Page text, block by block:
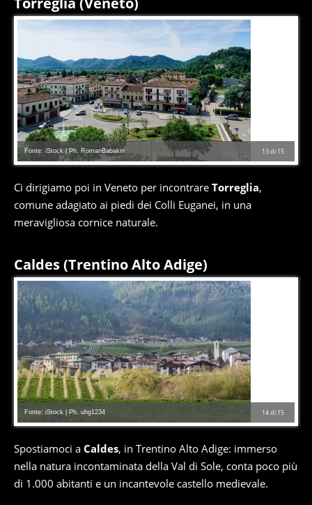
13di 15
Fonte: iStock | Ph. RomanBabakin
Ci dirigiamo poi in Veneto per incontrare Torreglia,
comune adagiato ai piedi dei Colli Euganei, in una
meravigliosa cornice naturale.
Caldes (Trentino Alto Adige)
14di 15
Fonte: iStock | Ph. uhg1234
Spostiamoci a Caldes, in Trentino Alto Adige: immerso
nella natura incontaminata della Val di Sole, conta poco più
di 1.000 abitanti e un incantevole castello medievale.